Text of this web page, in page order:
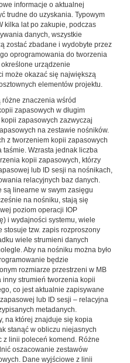
informacje o aktualnej
trudne do uzyskania. Typowym
kilka lat po zakupie, podczas
danych, wszystkie
zostać zbadane i wydobyte przez
oprogramowania do tworzenia
urządzenie
może okazać się największą
elementów projektu.
znaczenia wśród
zapasowych w długim
zapasowych zazwyczaj
na zestawie nośników.
z tworzeniem kopii zapasowych
Wzrasta jednak liczba
kopii zapasowych, którzy
lub ID sesji na nośnikach,
relacyjnych baz danych.
są linearne w swym zasięgu
na nośniku, stają się
poziom operacji IOP
i wydajności systemu, wiele
stosuje tzw. zapis rozproszony
wiele strumieni danych
Aby na nośniku można było
będzie
rozmiarze przestrzeni w MB
inny strumień tworzenia kopii
co jest aktualnie zapisywane
lub ID sesji – relacyjna
metadanych.
na której znajduje się kopia
stanąć w obliczu niejasnych
z linii poleceń komend. Różne
oszacowanie zestawów
Dane wyjściowe z linii